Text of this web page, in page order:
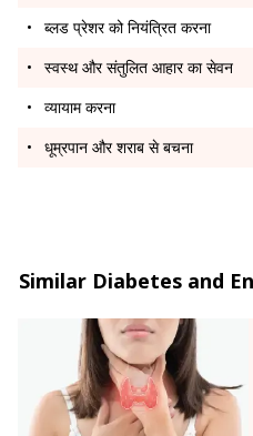
ब्लड प्रेशर को नियंत्रित करना
स्वस्थ और संतुलित आहार का सेवन
व्यायाम करना
धूम्रपान और शराब से बचना
Similar Diabetes and